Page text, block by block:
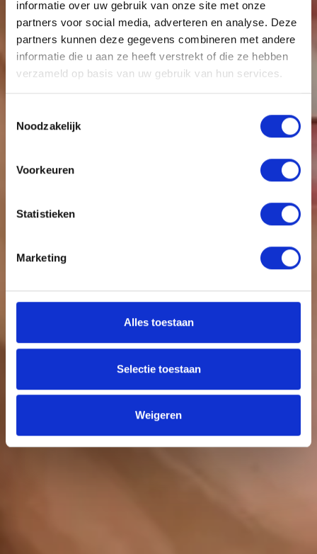
informatie over uw gebruik van onze site met onze
partners voor social media, adverteren en analyse. Deze
partners kunnen deze gegevens combineren met andere
informatie die u aan ze heeft verstrekt of die ze hebben
verzameld op basis van uw gebruik van hun services.
Noodzakelijk
Voorkeuren
Statistieken
Marketing
Alles toestaan
Selectie toestaan
Weigeren
Het belang van Vitamine